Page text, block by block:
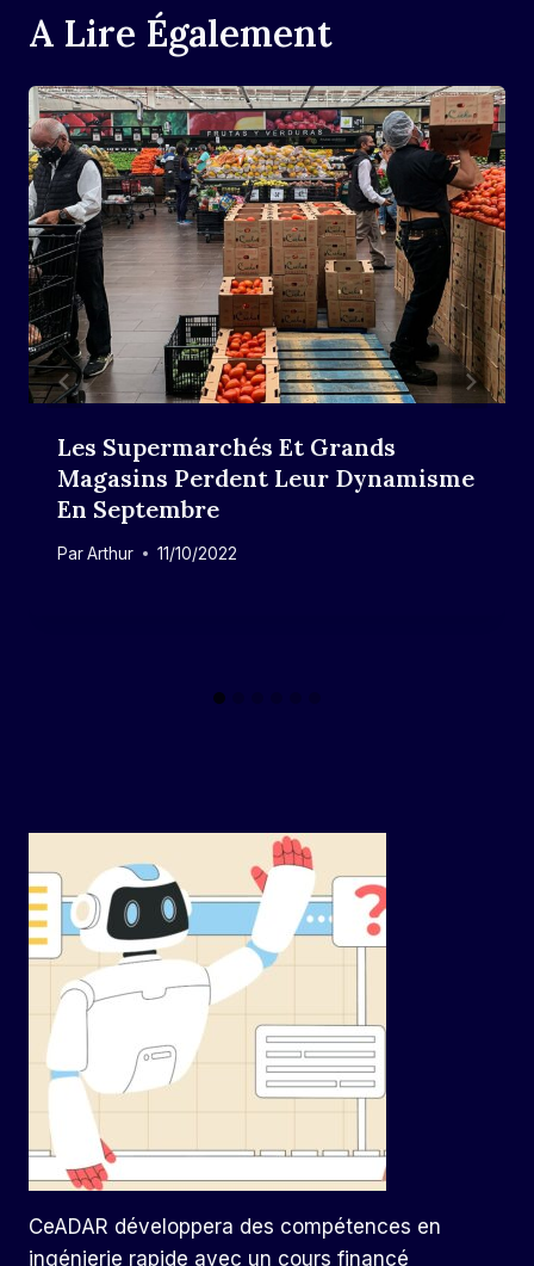
A Lire Également
Les Supermarchés Et Grands
Magasins Perdent Leur Dynamisme
En Septembre
ParArthur 11/10/2022
CeADAR développera des compétences en
ingénierie rapide avec un cours financé